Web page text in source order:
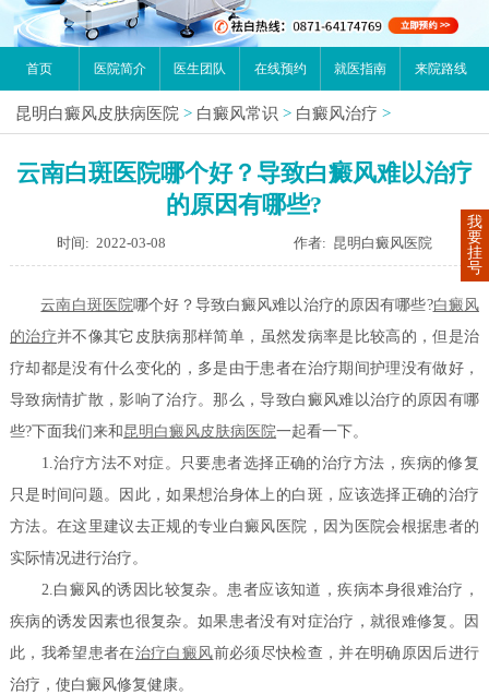
首页 医院简介 医生团队 在线预约 就医指南 来院路线
昆明白癜风皮肤病医院 > 白癜风常识 > 白癜风治疗 >
云南白斑医院哪个好？导致白癜风难以治疗
的原因有哪些?
时间: 2022-03-08 作者: 昆明白癜风医院
云南白斑医院哪个好？导致白癜风难以治疗的原因有哪些?白癜风
的治疗并不像其它皮肤病那样简单，虽然发病率是比较高的，但是治
疗却都是没有什么变化的，多是由于患者在治疗期间护理没有做好，
导致病情扩散，影响了治疗。那么，导致白癜风难以治疗的原因有哪
些?下面我们来和 昆明白癜风皮肤病医院一起看一下。
1.治疗方法不对症。只要患者选择正确的治疗方法，疾病的修复
只是时间问题。因此，如果想治身体上的白斑，应该选择正确的治疗
方法。在这里建议去正规的专业白癜风医院，因为医院会根据患者的
实际情况进行治疗。
2.白癜风的诱因比较复杂。患者应该知道，疾病本身很难治疗，
疾病的诱发因素也很复杂。如果患者没有对症治疗，就很难修复。因
此，我希望患者在治疗白癜风前必须尽快检查，并在明确原因后进行
治疗，使白癜风修复健康。
我
要
挂
号